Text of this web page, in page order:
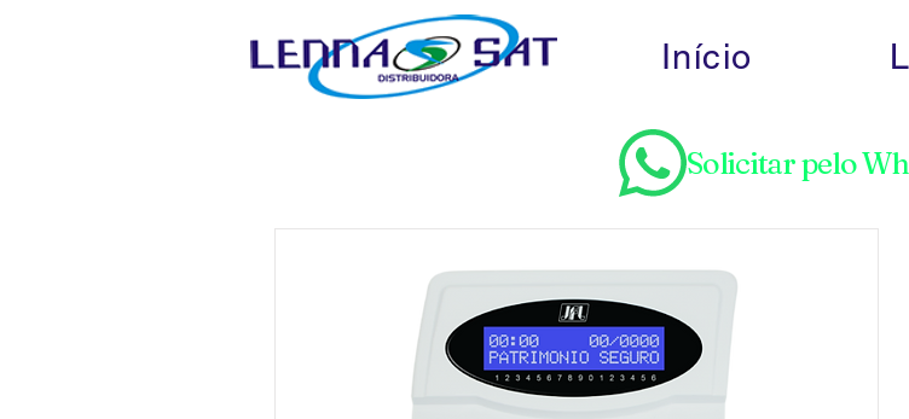
Início
Solicitar pelo